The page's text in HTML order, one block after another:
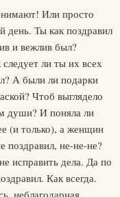
Или просто
Ты как поздравил
и вежлив был?
ли ты их всех
А были ли подарки
Чтоб выглядело
души? И поняла ли
(и только), а женщин
поздравил, не-не-не?
исправить дела. Да по
Как всегда.
неблагодарная